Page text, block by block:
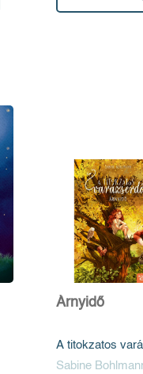
Árnyidő
A titokzatos
5.
Sabine